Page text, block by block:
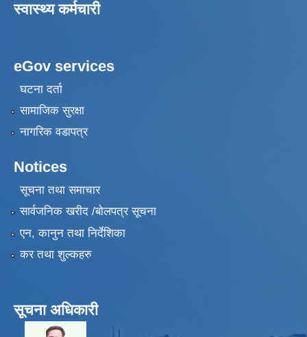
स्वास्थ्य कर्मचारी
eGov services
घटना दर्ता
सामाजिक सुरक्षा
नागरिक वडापत्र
Notices
सूचना तथा समाचार
सार्वजनिक खरीद /बोलपत्र सूचना
एन, कानुन तथा निर्देशिका
कर तथा शुल्कहरु
सूचना अधिकारी